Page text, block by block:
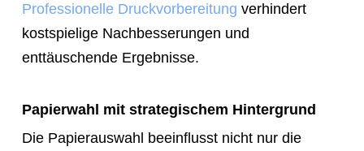
Professionelle Druckvorbereitung verhindert
kostspielige Nachbesserungen und
enttäuschende Ergebnisse.
Papierwahl mit strategischem Hintergrund
Die Papierauswahl beeinflusst nicht nur die